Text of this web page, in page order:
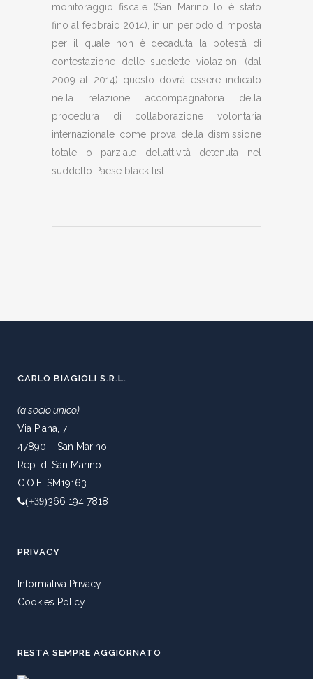
monitoraggio fiscale (San Marino lo è stato
fino al febbraio 2014), in un periodo d’imposta
per il quale non è decaduta la potestà di
contestazione delle suddette violazioni (dal
2009 al 2014) questo dovrà essere indicato
nella relazione accompagnatoria della
procedura di collaborazione volontaria
internazionale come prova della dismissione
totale o parziale dell’attività detenuta nel
suddetto Paese black list.
CARLO BIAGIOLI S.R.L.
(a socio unico)
Via Piana, 7
47890 – San Marino
Rep. di San Marino
C.O.E. SM19163
(+39)366 194 7818
PRIVACY
Informativa Privacy
Cookies Policy
RESTA SEMPRE AGGIORNATO